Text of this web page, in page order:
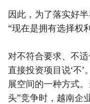
因此，为了落实好
“现在是拥有选择权
对不符合要求、不
直接投资项目说‘不
展空间的一种方式
头”竞争时，越南企